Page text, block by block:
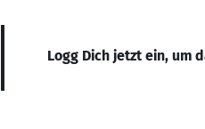
Logg Dich jetzt ein, um